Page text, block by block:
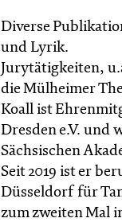
Diverse
und Lyrik.
Jurytätigkeiten,
die Mülheimer
Koall ist
Dresden e.V. und
Sächsischen
Seit 2019 ist er
Düsseldorf für
zum zweiten Mal